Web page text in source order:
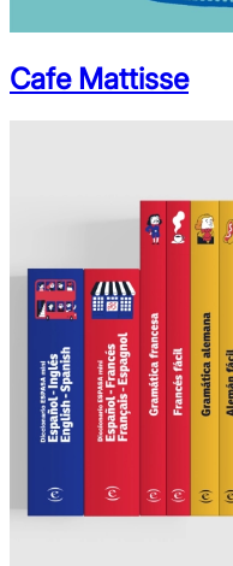
Cafe Mattisse